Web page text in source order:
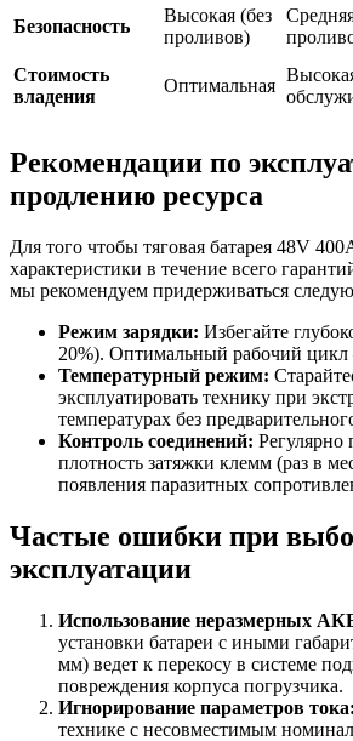
Безопасность
Высокая (без
проливов)
Стоимость
владения
Оптимальная
Рекомендации по
продлению ресурса
Для того чтобы тяговая батарея 48V
характеристики в течение всего
мы рекомендуем придерживаться
Режим зарядки: Избегайте
20%). Оптимальный рабочий
Температурный режим:
эксплуатировать технику при
температурах без
Контроль соединений: Регулярно
плотность затяжки клемм (раз в
появления паразитных
Частые ошибки при
эксплуатации
Использование неразмерных
установки батареи с иными
мм) ведет к перекосу в системе
повреждения корпуса погрузчика.
Игнорирование параметров тока:
технике с несовместимым